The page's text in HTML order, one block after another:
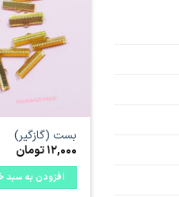
بست (گازگیر)
12,000تومان
افزودن به سبد